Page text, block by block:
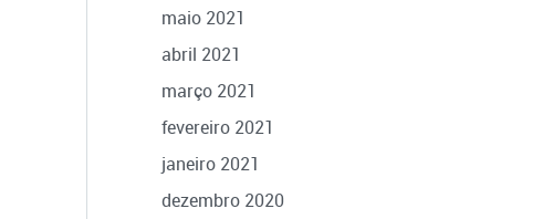
maio 2021
abril 2021
março 2021
fevereiro 2021
janeiro 2021
dezembro 2020